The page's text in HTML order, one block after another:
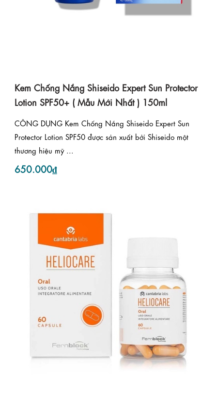
Kem Chống Nắng Shiseido Expert Sun Protector
Lotion SPF50+ ( Mẫu Mới Nhất ) 150ml
CÔNG DỤNG Kem Chống Nắng Shiseido Expert Sun
Protector Lotion SPF50 được sản xuất bởi Shiseido một
thương hiệu mỹ ...
650.000₫